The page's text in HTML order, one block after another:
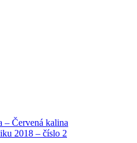
– Červená kalina
2018 – číslo 2